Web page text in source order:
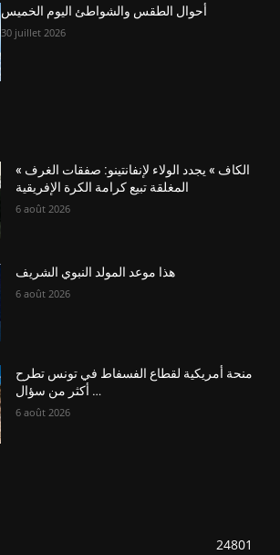
أحوال الطقس والشواطئ اليوم الخميس
30 juillet 2026
« الكاف » يجدد الولاء لإنفانتينو: صفقات الغرف
المغلقة تبيع كرامة الكرة الإفريقية
6 août 2026
هذا موعد المولد النبوي الشريف
6 août 2026
منحة أمريكية لقطاع الفسفاط في تونس تطرح
أكثر من سؤال …
6 août 2026
24801